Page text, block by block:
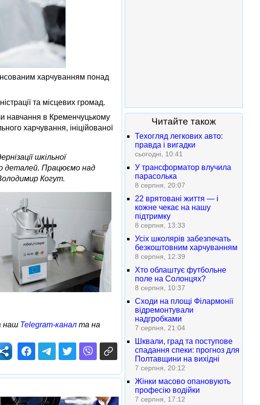
харчуванням понад
та місцевих громад.
навчання в Кременчуцькому
харчування, ініційованої
шкільної
деталей. Працюємо над
Когут.
наш Telegram-канал та на
Читайте також
Техогляд легкових авто:
правда і вигадки
сьогодні, 10:41
У трансформатор влучила
парасолька
8 серпня, 20:07
22 врятовані життя — і
кожне чекає на нашу
підтримку
8 серпня, 13:33
Усіх школярів забезпечать
безкоштовним харчуванням
8 серпня, 12:39
Хто облаштує футбольне
поле на Солонцях?
8 серпня, 10:37
Сходи на площі Філармонії
відремонтували
надгробками
7 серпня, 21:04
Шквали, град та поступове
спадання спеки: прогноз для
Полтавщини на вихідні
7 серпня, 20:12
Жінки масово опановують
професію водійки
7 серпня, 17:12